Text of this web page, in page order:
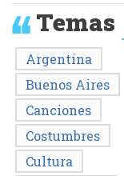
Temas
Argentina
Buenos Aires
Canciones
Costumbres
Cultura